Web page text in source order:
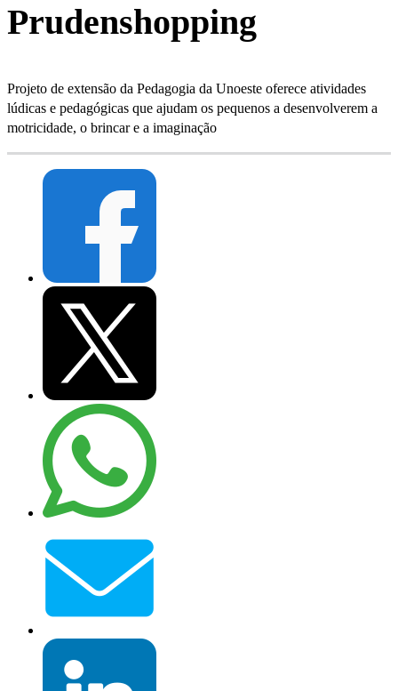
Prudenshopping
Projeto de extensão da Pedagogia da Unoeste oferece atividades
lúdicas e pedagógicas que ajudam os pequenos a desenvolverem a
motricidade, o brincar e a imaginação